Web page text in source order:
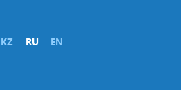
KZ RU EN